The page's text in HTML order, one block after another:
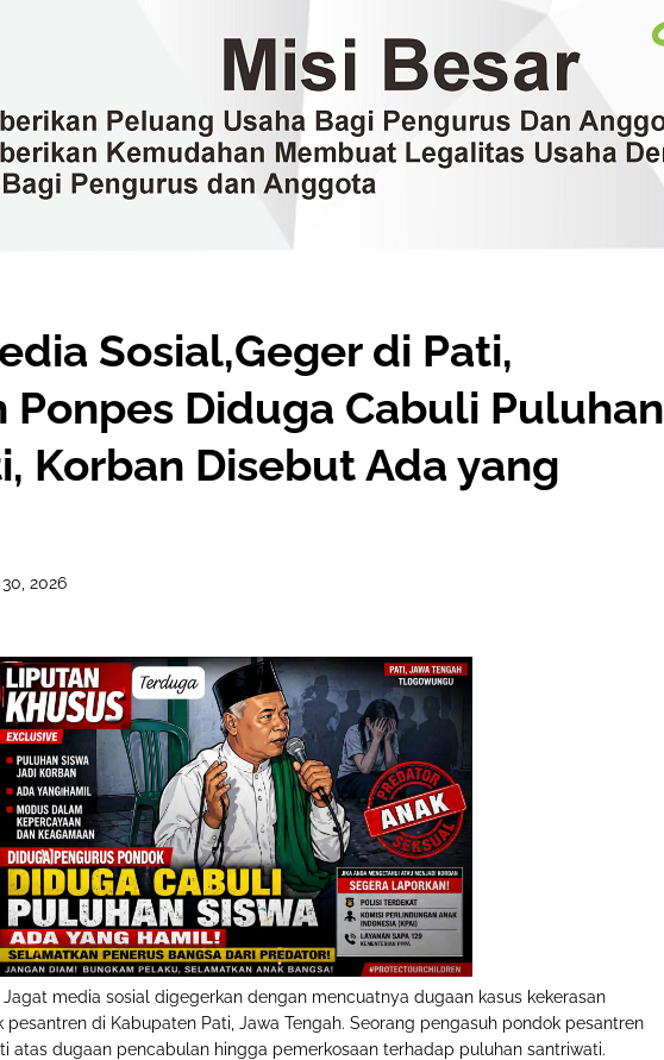
Sosial,Geger di Pati,
Ponpes Diduga Cabuli Puluhan
Korban Disebut Ada yang
2026
Jagat media sosial digegerkan dengan mencuatnya dugaan kasus kekerasan
di Kabupaten Pati, Jawa Tengah. Seorang pengasuh pondok pesantren
atas dugaan pencabulan hingga pemerkosaan terhadap puluhan santriwati.